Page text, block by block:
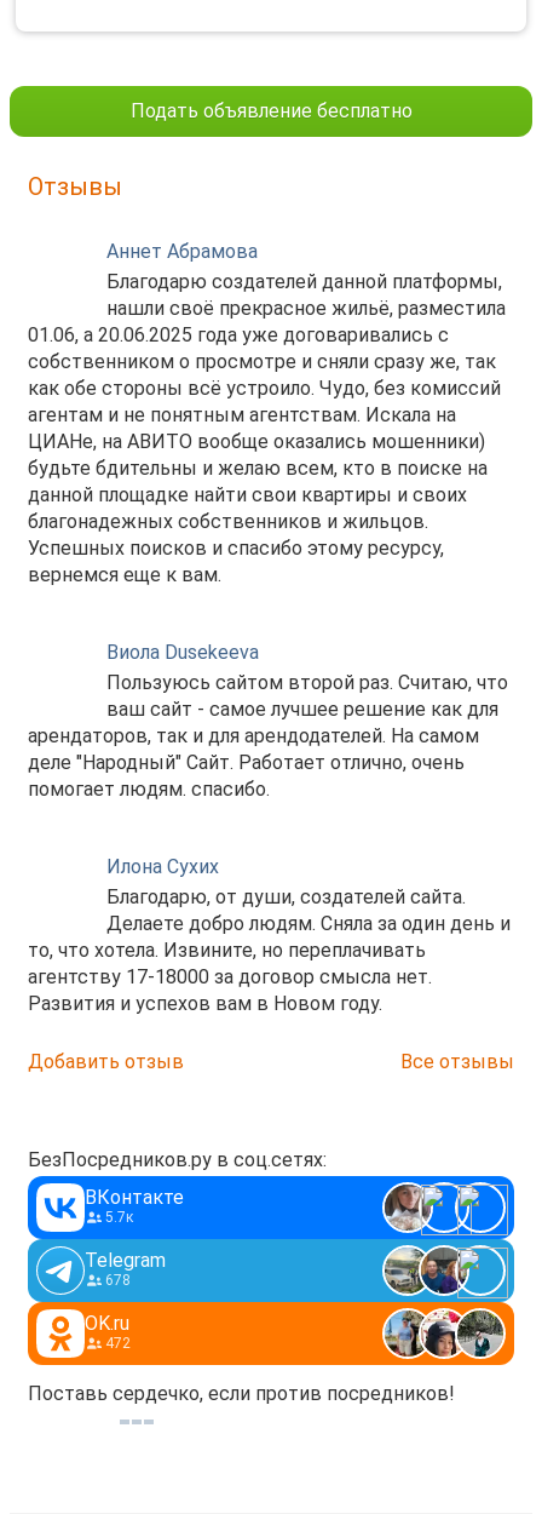
Подать объявление бесплатно
Отзывы
Аннет Абрамова
Благодарю создателей данной платформы,
нашли своё прекрасное жильё, разместила
01.06, а 20.06.2025 года уже договаривались с
собственником о просмотре и сняли сразу же, так
как обе стороны всё устроило. Чудо, без комиссий
агентам и не понятным агентствам. Искала на
ЦИАНе, на АВИТО вообще оказались мошенники)
будьте бдительны и желаю всем, кто в поиске на
данной площадке найти свои квартиры и своих
благонадежных собственников и жильцов.
Успешных поисков и спасибо этому ресурсу,
вернемся еще к вам.
Виола Dusekeeva
Пользуюсь сайтом второй раз. Считаю, что
ваш сайт - самое лучшее решение как для
арендаторов, так и для арендодателей. На самом
деле "Народный" Сайт. Работает отлично, очень
помогает людям. спасибо.
Илона Сухих
Благодарю, от души, создателей сайта.
Делаете добро людям. Сняла за один день и
то, что хотела. Извините, но переплачивать
агентству 17-18000 за договор смысла нет.
Развития и успехов вам в Новом году.
Добавить отзыв Все отзывы
БезПосредников.ру в соц.сетях:
ВКонтакте
5.7к
Telegram
678
OK.ru
472
Поставь сердечко, если против посредников!